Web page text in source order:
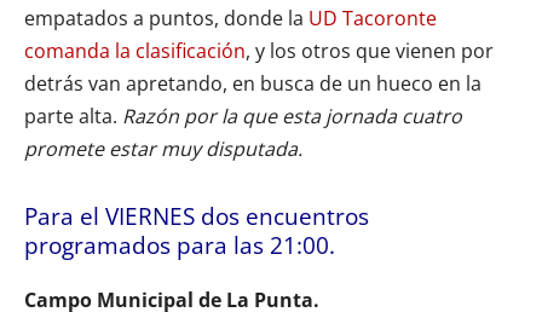
empatados a puntos, donde la UD Tacoronte
comanda la clasificación, y los otros que vienen por
detrás van apretando, en busca de un hueco en la
parte alta. Razón por la que esta jornada cuatro
promete estar muy disputada.
Para el VIERNES dos encuentros
programados para las 21:00.
Campo Municipal de La Punta.